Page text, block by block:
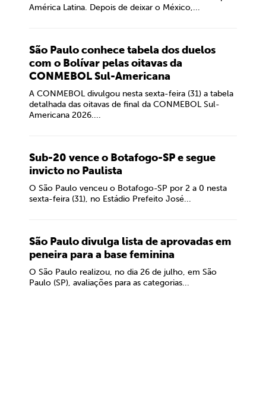
América Latina. Depois de deixar o México,...
São Paulo conhece tabela dos duelos
com o Bolívar pelas oitavas da
CONMEBOL Sul-Americana
A CONMEBOL divulgou nesta sexta-feira (31) a tabela
detalhada das oitavas de final da CONMEBOL Sul-
Americana 2026....
Sub-20 vence o Botafogo-SP e segue
invicto no Paulista
O São Paulo venceu o Botafogo-SP por 2 a 0 nesta
sexta-feira (31), no Estádio Prefeito José...
São Paulo divulga lista de aprovadas em
peneira para a base feminina
O São Paulo realizou, no dia 26 de julho, em São
Paulo (SP), avaliações para as categorias...